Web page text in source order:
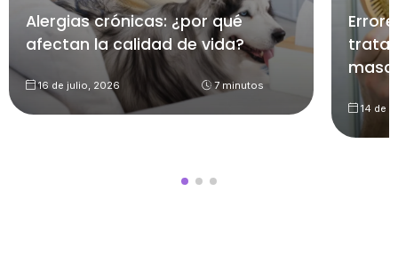
Alergias crónicas: ¿por qué
afectan la calidad de vida?
16 de julio, 2026 7 minutos
14 de